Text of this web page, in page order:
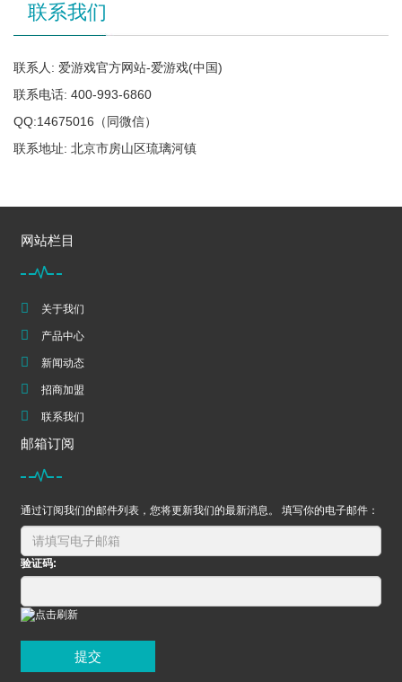
联系我们
联系人: 爱游戏官方网站-爱游戏(中国)
联系电话: 400-993-6860
QQ:14675016（同微信）
联系地址: 北京市房山区琉璃河镇
网站栏目
关于我们
产品中心
新闻动态
招商加盟
联系我们
邮箱订阅
通过订阅我们的邮件列表，您将更新我们的最新消息。 填写你的电子邮件：
验证码:
提交